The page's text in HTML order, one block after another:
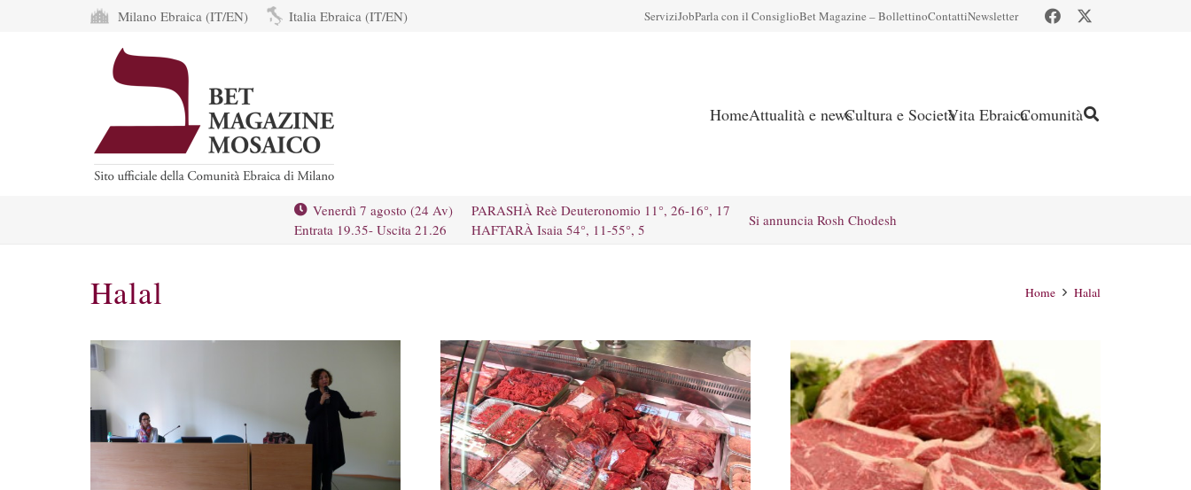
Milano Ebraica (IT/EN) Italia Ebraica (IT/EN) ServiziJobParla con il ConsiglioBet Magazine – BollettinoContattiNewsletter
HomeAttualità e newsCultura e SocietàVita EbraicaComunità
Venerdì 7 agosto (24 Av)
Entrata 19.35- Uscita 21.26
PARASHÀ Reè Deuteronomio 11°, 26-16°, 17
HAFTARÀ Isaia 54°, 11-55°, 5
Si annuncia Rosh Chodesh
Halal Home Halal